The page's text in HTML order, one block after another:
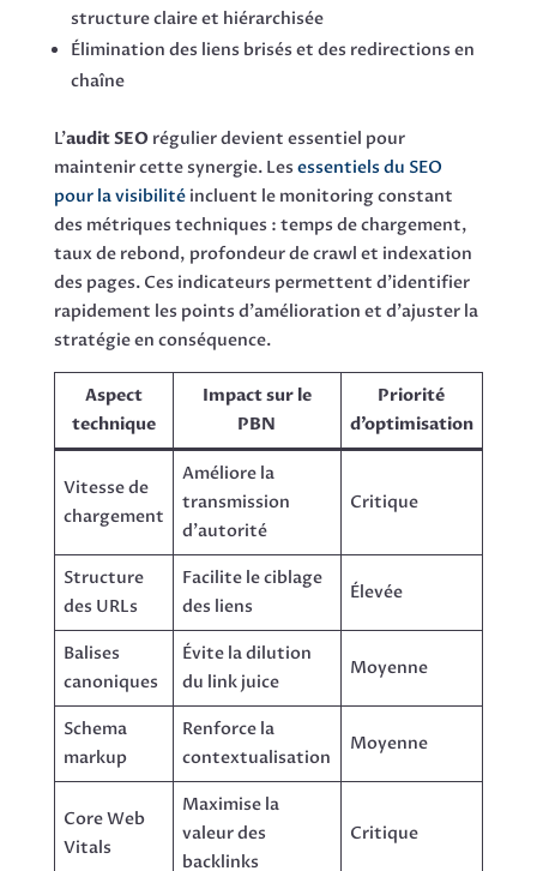
structure claire et hiérarchisée
Élimination des liens brisés et des redirections en
chaîne
L’audit SEOrégulier devient essentiel pour
maintenir cette synergie. Les essentiels du SEO
pour la visibilitéincluent le monitoring constant
des métriques techniques : temps de chargement,
taux de rebond, profondeur de crawl et indexation
des pages. Ces indicateurs permettent d’identifier
rapidement les points d’amélioration et d’ajuster la
stratégie en conséquence.
Aspect
technique
Impact sur le
PBN
Priorité
d’optimisation
Vitesse de
chargement
Améliore la
transmission
d’autorité
Critique
Structure
des URLs
Facilite le ciblage
des liens
Élevée
Balises
canoniques
Évite la dilution
du link juice
Moyenne
Schema
markup
Renforce la
contextualisation
Moyenne
Core Web
Vitals
Maximise la
valeur des
backlinks
Critique